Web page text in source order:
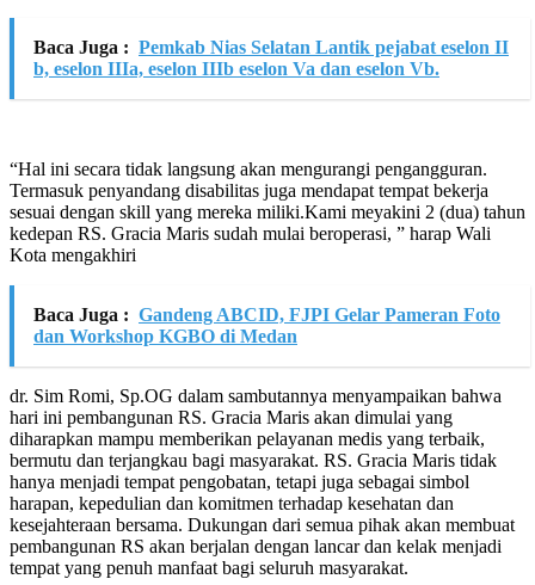
Baca Juga : Pemkab Nias Selatan Lantik pejabat eselon II
b, eselon IIIa, eselon IIIb eselon Va dan eselon Vb.
“Hal ini secara tidak langsung akan mengurangi pengangguran.
Termasuk penyandang disabilitas juga mendapat tempat bekerja
sesuai dengan skill yang mereka miliki.Kami meyakini 2 (dua) tahun
kedepan RS. Gracia Maris sudah mulai beroperasi, ” harap Wali
Kota mengakhiri
Baca Juga : Gandeng ABCID, FJPI Gelar Pameran Foto
dan Workshop KGBO di Medan
dr. Sim Romi, Sp.OG dalam sambutannya menyampaikan bahwa
hari ini pembangunan RS. Gracia Maris akan dimulai yang
diharapkan mampu memberikan pelayanan medis yang terbaik,
bermutu dan terjangkau bagi masyarakat. RS. Gracia Maris tidak
hanya menjadi tempat pengobatan, tetapi juga sebagai simbol
harapan, kepedulian dan komitmen terhadap kesehatan dan
kesejahteraan bersama. Dukungan dari semua pihak akan membuat
pembangunan RS akan berjalan dengan lancar dan kelak menjadi
tempat yang penuh manfaat bagi seluruh masyarakat.